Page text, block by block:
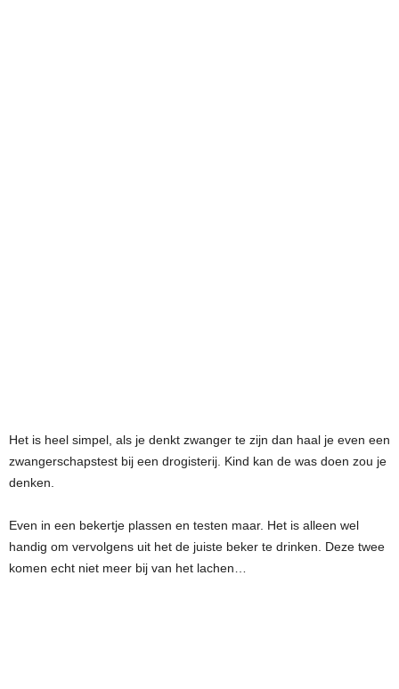
Het is heel simpel, als je denkt zwanger te zijn dan haal je even een
zwangerschapstest bij een drogisterij. Kind kan de was doen zou je
denken.
Even in een bekertje plassen en testen maar. Het is alleen wel
handig om vervolgens uit het de juiste beker te drinken. Deze twee
komen echt niet meer bij van het lachen…